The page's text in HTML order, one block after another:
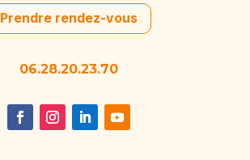
Prendre rendez-vous
06.28.20.23.70